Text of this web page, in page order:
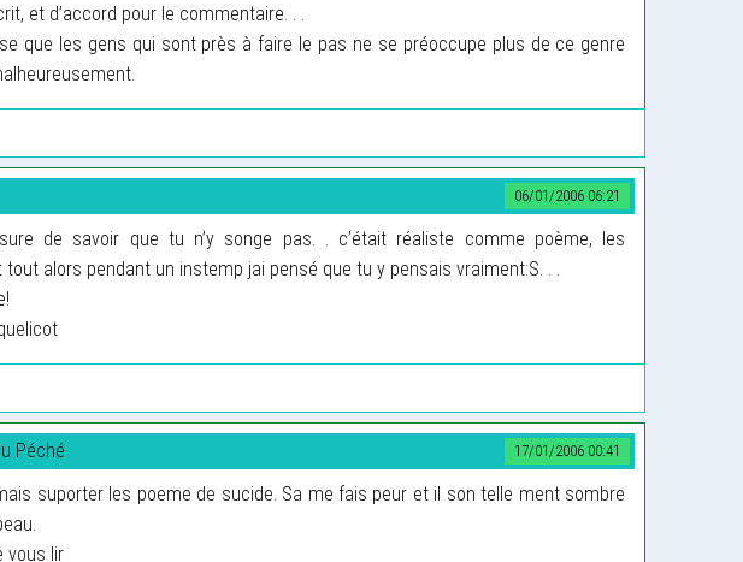
et d’accord pour le commentaire. . .
que les gens qui sont près à faire le pas ne se préoccupe plus de ce genre
06/01/2006 06:21
de savoir que tu n’y songe pas. . c’était réaliste comme poème, les
alors pendant un instemp jai pensé que tu y pensais vraiment:S. . .
17/01/2006 00:41
Péché
suporter les poeme de sucide. Sa me fais peur et il son telle ment sombre
vous lir